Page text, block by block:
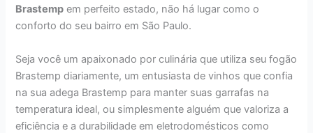
Brastemp em perfeito estado, não há lugar como o
conforto do seu bairro em São Paulo.
Seja você um apaixonado por culinária que utiliza seu fogão
Brastemp diariamente, um entusiasta de vinhos que confia
na sua adega Brastemp para manter suas garrafas na
temperatura ideal, ou simplesmente alguém que valoriza a
eficiência e a durabilidade em eletrodomésticos como